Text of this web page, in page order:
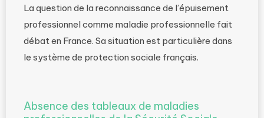
La question de la reconnaissance de l’épuisement
professionnel comme maladie professionnelle fait
débat en France. Sa situation est particulière dans
le système de protection sociale français.
Absence des tableaux de maladies